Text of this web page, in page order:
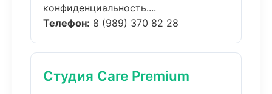
конфиденциальность....
Телефон: 8 (989) 370 82 28
Студия Care Premium